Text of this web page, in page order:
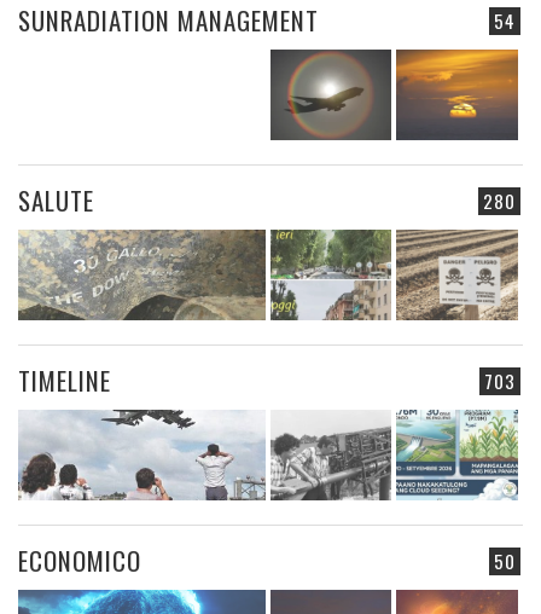
54
SUNRADIATION MANAGEMENT
280
SALUTE
703
TIMELINE
50
ECONOMICO